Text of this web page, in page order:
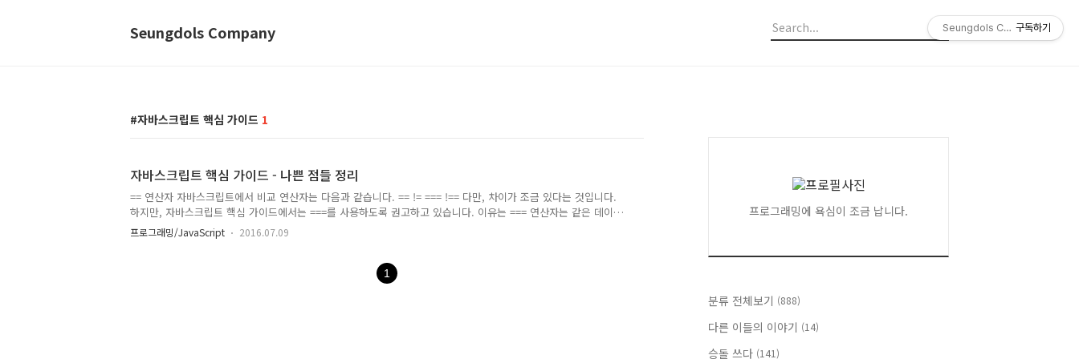
Seungdols Company
자바스크립트 핵심 가이드 1
자바스크립트 핵심 가이드 - 나쁜 점들 정리
== 연산자 자바스크립트에서 비교 연산자는 다음과 같습니다. == != === !== 다만, 차이가 조금 있다는 것입니다.
하지만, 자바스크립트 핵심 가이드에서는 ===를 사용하도록 권고하고 있습니다. 이유는 === 연산자는 같은 데이
터 타입이고, 같은 값일 때 참값입니다. 하지만, == 연산자는 다른 데이터 타입이라면, 타입을 변환하여 비교 연산
을 하게 됩니다. 이는 굉장한 손해일 수 있기에 사용하지 않는 것을 권한다는 생각을 합니다. with 문 이는 잘 못
스크립트 컴파일러에 전달하고나서 결과를 실행하는 함수입니다. 고로, 인수에 대한 문자열에 의존적이고, 권한이
프로그래밍/JavaScript 2016.07.09
1
프로그래밍에 욕심이 조금 납니다.
분류 전체보기 (888)
다른 이들의 이야기 (14)
승돌 쓰다 (141)
Seungdols Company
구독하기